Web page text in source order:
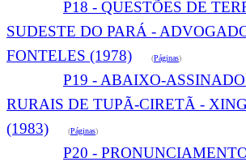
P18 - QUESTÕES DE
SUDESTE DO PARÁ -
FONTELES (1978) (Páginas)
P19 - ABAIXO-
RURAIS DE TUPÃ-CIRETÃ -
(1983) (Páginas)
P20 -